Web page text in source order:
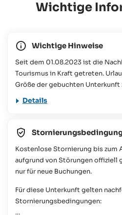
Wichtige
Wichtige Hinweise
Seit dem 01.08.2023 ist die
Tourismus in Kraft getreten.
Größe der gebuchten Unterkunft
Seychellen-Rupien pro Person/
finden Sie in unserenFAQs
Mobilität nicht geeignet (bitte
Informationen oder Fragen zu
SeyVillas-Team).
Details
Kostenlose Stornierung bis zum
aufgrund von Störungen offiziell
nur für neue Buchungen.
Für diese Unterkunft gelten
Stornierungsbedingungen: